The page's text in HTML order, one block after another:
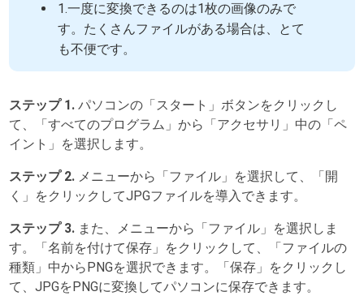
1.一度に変換できるのは1枚の画像のみで
す。たくさんファイルがある場合は、とて
も不便です。
ステップ 1. パソコンの「スタート」ボタンをクリックし
て、「すべてのプログラム」から「アクセサリ」中の「ペ
イント」を選択します。
ステップ 2. メニューから「ファイル」を選択して、「開
く」をクリックしてJPGファイルを導入できます。
ステップ 3. また、メニューから「ファイル」を選択しま
す。「名前を付けて保存」をクリックして、「ファイルの
種類」中からPNGを選択できます。「保存」をクリックし
て、JPGをPNGに変換してパソコンに保存できます。